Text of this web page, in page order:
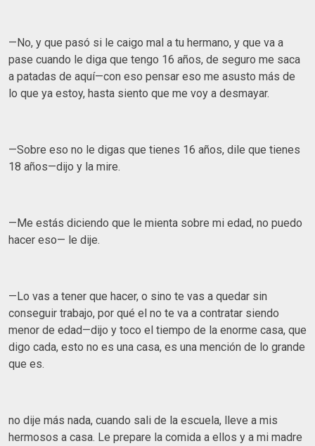
—No, y que pasó si le caigo mal a tu hermano, y que va a
pase cuando le diga que tengo 16 años, de seguro me saca
a patadas de aquí—con eso pensar eso me asusto más de
lo que ya estoy, hasta siento que me voy a desmayar.
—Sobre eso no le digas que tienes 16 años, dile que tienes
18 años—dijo y la mire.
—Me estás diciendo que le mienta sobre mi edad, no puedo
hacer eso— le dije.
—Lo vas a tener que hacer, o sino te vas a quedar sin
conseguir trabajo, por qué el no te va a contratar siendo
menor de edad—dijo y toco el tiempo de la enorme casa, que
digo cada, esto no es una casa, es una mención de lo grande
que es.
no dije más nada, cuando sali de la escuela, lleve a mis
hermosos a casa. Le prepare la comida a ellos y a mi madre